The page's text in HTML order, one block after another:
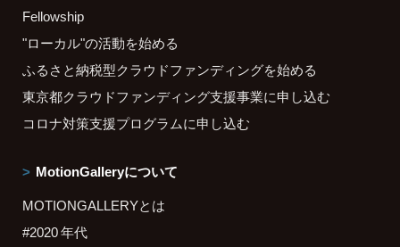
Fellowship
"ローカル"の活動を始める
ふるさと納税型クラウドファンディングを始める
東京都クラウドファンディング支援事業に申し込む
コロナ対策支援プログラムに申し込む
MotionGalleryについて
MOTIONGALLERYとは
#2020 年代